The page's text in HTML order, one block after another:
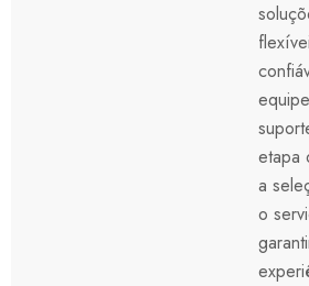
etapa
a
o